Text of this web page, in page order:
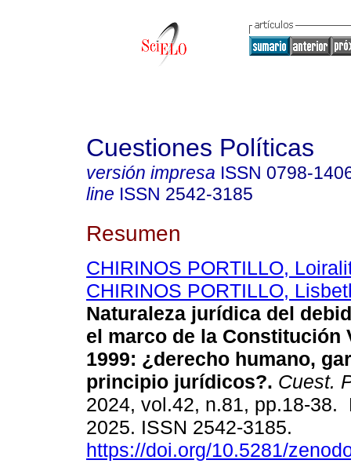
Cuestiones Políticas
versión impresa ISSN 0798-
line ISSN 2542-3185
Resumen
CHIRINOS PORTILLO,
CHIRINOS PORTILLO,
Naturaleza jurídica del
el marco de la Constitución
1999: ¿derecho humano,
principio jurídicos?. Cuest.
2024, vol.42, n.81, pp.18-38.
2025. ISSN 2542-3185.
https://doi.org/10.5281/